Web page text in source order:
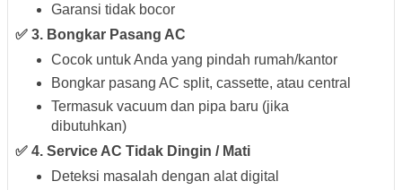
Garansi tidak bocor
✅ 3. Bongkar Pasang AC
Cocok untuk Anda yang pindah rumah/kantor
Bongkar pasang AC split, cassette, atau central
Termasuk vacuum dan pipa baru (jika
dibutuhkan)
✅ 4. Service AC Tidak Dingin / Mati
Deteksi masalah dengan alat digital